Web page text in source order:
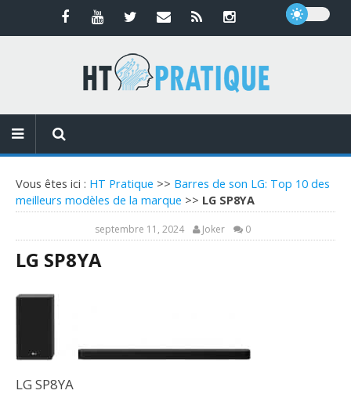
Vous êtes ici : HT Pratique >> Barres de son LG: Top 10 des
meilleurs modèles de la marque >> LG SP8YA
septembre 11, 2024 Joker 0
LG SP8YA
LG SP8YA